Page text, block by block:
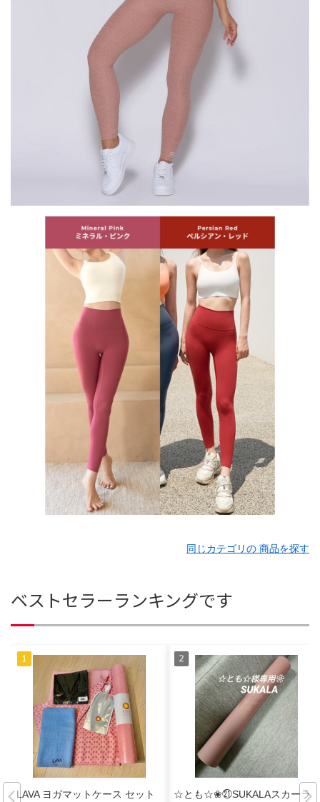
同じカテゴリの 商品を探す
ベストセラーランキングです
LAVA ヨガマットケース セット
☆とも☆❀㉑SUKALAスカーラ